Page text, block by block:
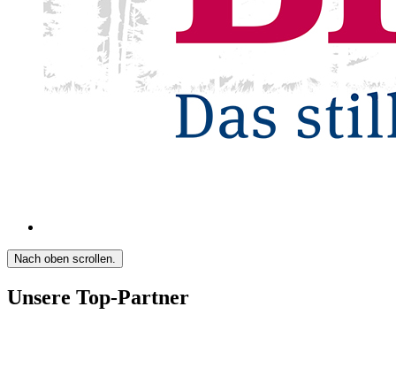
Nach oben scrollen.
Unsere Top-Partner